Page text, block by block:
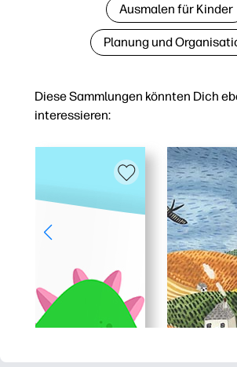
Diese Sammlungen könnten Dich
interessieren:
Ausmalen für Kinder
Planung und